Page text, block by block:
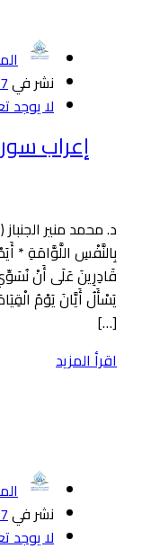
نشر في27
لا يوجد
إعراب
د. محمد منير
بِالنَّفْسِ اللَّوَّامَةِ *
قَادِرِينَ عَلَى أَنْ
يَسْأَلُ أَيَّانَ يَوْمُ
[…]
اقرأ المزيد
نشر في27
لا يوجد